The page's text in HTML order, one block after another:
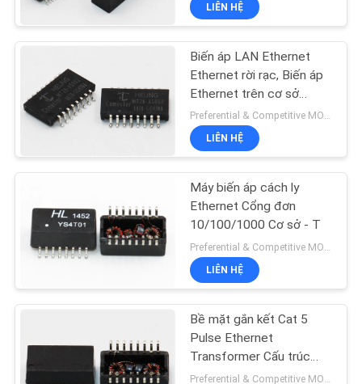
KIỂM
SOÁT
CHẤT
LƯỢNG
LIÊN
HỆ
CHÚNG
TÔI
YÊU
CẦU
BÁO
GIÁ
LIÊN HỆ
Biến áp LAN Ethernet
Ethernet rời rạc, Biến áp
Ethernet trên cơ sở
10/100
Preferential & Competitive MOQ:2000
LIÊN HỆ
Máy biến áp cách ly
Ethernet Cổng đơn
10/100/1000 Cơ sở - T
Preferential & Competitive MOQ:3000
LIÊN HỆ
Bề mặt gắn kết Cat 5
Pulse Ethernet
Transformer Cấu trúc
cuộn dây hai pha